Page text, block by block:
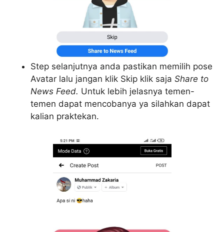
Step selanjutnya anda pastikan memilih pose
Avatar lalu jangan klik Skip klik saja Share to
News Feed. Untuk lebih jelasnya temen-
temen dapat mencobanya ya silahkan dapat
kalian praktekan.